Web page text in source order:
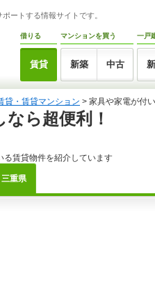
ートする情報サイトです。
借りる
賃貸
マンションを買う
新築 中古
一戸
貸・賃貸マンション > 家具や家電が付
ら超便利！
る賃貸物件を紹介しています
三重県